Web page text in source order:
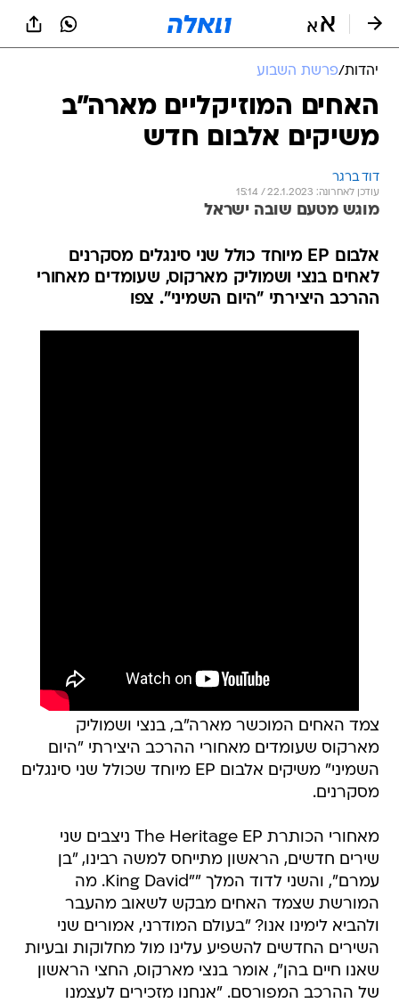
יהדות/פרשת השבוע
האחים המוזיקליים מארה"ב
משיקים אלבום חדש
דוד ברגר
עודכן לאחרונה: 22.1.2023 / 15:14
מוגש מטעם שובה ישראל
אלבום EP מיוחד כולל שני סינגלים מסקרנים
לאחים בנצי ושמוליק מארקוס, שעומדים מאחורי
ההרכב היצירתי "היום השמיני". צפו
צמד האחים המוכשר מארה"ב, בנצי ושמוליק
מארקוס שעומדים מאחורי ההרכב היצירתי "היום
השמיני" משיקים אלבום EP מיוחד שכולל שני סינגלים
מסקרנים.
מאחורי הכותרת The Heritage EP ניצבים שני
שירים חדשים, הראשון מתייחס למשה רבינו, "בן
עמרם", והשני לדוד המלך ""King David. מה
המורשת שצמד האחים מבקש לשאוב מהעבר
ולהביא לימינו אנו? "בעולם המודרני, אמורים שני
השירים החדשים להשפיע עלינו מול מחלוקות ובעיות
שאנו חיים בהן", אומר בנצי מארקוס, החצי הראשון
של ההרכב המפורסם. "אנחנו מזכירים לעצמנו